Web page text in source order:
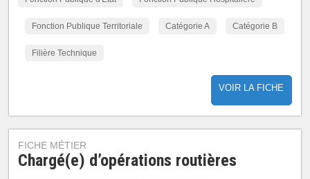
Fonction Publique Territoriale Catégorie A Catégorie B
Filière Technique
VOIR LA FICHE
FICHE MÉTIER
Chargé(e) d’opérations routières